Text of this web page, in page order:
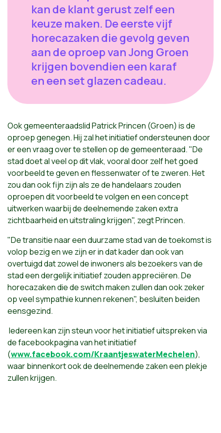
kan de klant gerust zelf een
keuze maken. De eerste vijf
horecazaken die gevolg geven
aan de oproep van Jong Groen
krijgen bovendien een karaf
en een set glazen cadeau.
Ook gemeenteraadslid Patrick Princen (Groen) is de
oproep genegen. Hij zal het initiatief ondersteunen door
er een vraag over te stellen op de gemeenteraad. "De
stad doet al veel op dit vlak, vooral door zelf het goed
voorbeeld te geven en flessenwater of te zweren. Het
zou dan ook fijn zijn als ze de handelaars zouden
oproepen dit voorbeeld te volgen en een concept
uitwerken waarbij de deelnemende zaken extra
zichtbaarheid en uitstraling krijgen", zegt Princen.
"De transitie naar een duurzame stad van de toekomst is
volop bezig en we zijn er in dat kader dan ook van
overtuigd dat zowel de inwoners als bezoekers van de
stad een dergelijk initiatief zouden appreciëren. De
horecazaken die de switch maken zullen dan ook zeker
op veel sympathie kunnen rekenen", besluiten beiden
eensgezind.
Iedereen kan zijn steun voor het initiatief uitspreken via
de facebookpagina van het initiatief
(www.facebook.com/KraantjeswaterMechelen),
waar binnenkort ook de deelnemende zaken een plekje
zullen krijgen.